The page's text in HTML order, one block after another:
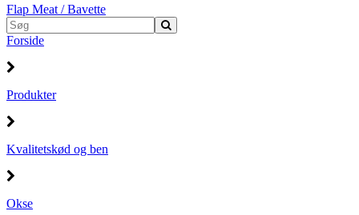
Flap Meat / Bavette
Forside
Produkter
Kvalitetskød og ben
Okse